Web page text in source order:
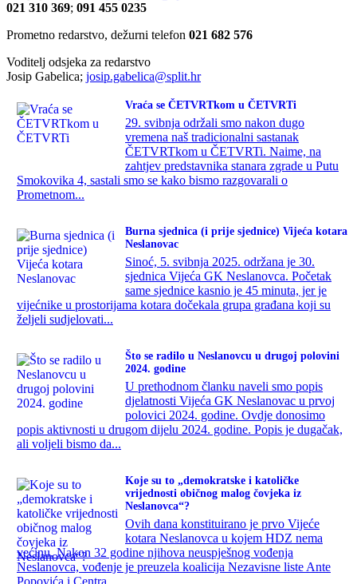
021 310 369; 091 455 0235
Prometno redarstvo, dežurni telefon 021 682 576
Voditelj odsjeka za redarstvo
Josip Gabelica; josip.gabelica@split.hr
Vraća se ČETVRTkom u ČETVRTi
29. svibnja održali smo nakon dugo
vremena naš tradicionalni sastanak
ČETVRTkom u ČETVRTi. Naime, na
zahtjev predstavnika stanara zgrade u Putu
Smokovika 4, sastali smo se kako bismo razgovarali o
Prometnom...
Burna sjednica (i prije sjednice) Vijeća kotara
Neslanovac
Sinoć, 5. svibnja 2025. održana je 30.
sjednica Vijeća GK Neslanovca. Početak
same sjednice kasnio je 45 minuta, jer je
vijećnike u prostorijama kotara dočekala grupa građana koji su
željeli sudjelovati...
Što se radilo u Neslanovcu u drugoj polovini
2024. godine
U prethodnom članku naveli smo popis
djelatnosti Vijeća GK Neslanovac u prvoj
polovici 2024. godine. Ovdje donosimo
popis aktivnosti u drugom dijelu 2024. godine. Popis je dugačak,
ali voljeli bismo da...
Koje su to „demokratske i katoličke
vrijednosti običnog malog čovjeka iz
Neslanovca“?
Ovih dana konstituirano je prvo Vijeće
kotara Neslanovca u kojem HDZ nema
većinu. Nakon 32 godine njihova neuspješnog vođenja
Neslanovca, vođenje je preuzela koalicija Nezavisne liste Ante
Popovića i Centra.